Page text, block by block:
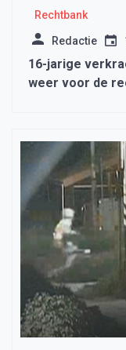
Rechtbank
Redactie
16-jarige
weer voor de